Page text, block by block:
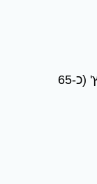
תפוח קטן, חתוך לקוביות של ¼ אינץ' (כ-65